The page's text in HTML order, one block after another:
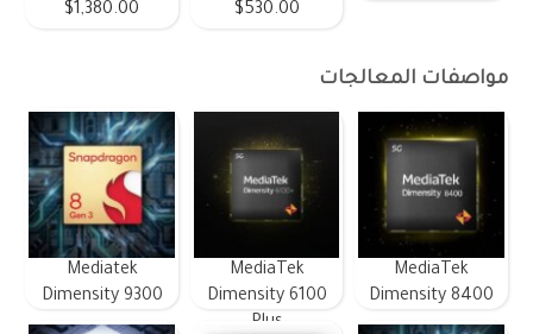
$530.00
$1,380.00
مواصفات المعالجات
MediaTek
Dimensity 8400
MediaTek
Dimensity 6100
Plus
Mediatek
Dimensity 9300